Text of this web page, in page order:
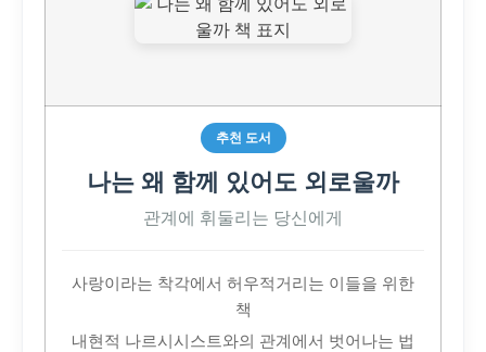
추천 도서
나는 왜 함께 있어도 외로울까
관계에 휘둘리는 당신에게
사랑이라는 착각에서 허우적거리는 이들을 위한
책
내현적 나르시시스트와의 관계에서 벗어나는 법